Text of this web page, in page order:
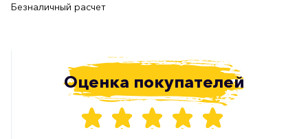
Безналичный расчет
Оценка покупателей